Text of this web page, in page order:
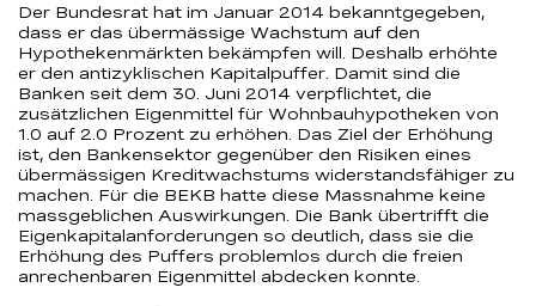
Der Bundesrat hat im Januar 2014 bekanntgegeben,
dass er das übermässige Wachstum auf den
Hypothekenmärkten bekämpfen will. Deshalb erhöhte
er den antizyklischen Kapitalpuffer. Damit sind die
Banken seit dem 30. Juni 2014 verpflichtet, die
zusätzlichen Eigenmittel für Wohnbauhypotheken von
1.0 auf 2.0 Prozent zu erhöhen. Das Ziel der Erhöhung
ist, den Bankensektor gegenüber den Risiken eines
übermässigen Kreditwachstums widerstandsfähiger zu
machen. Für die BEKB hatte diese Massnahme keine
massgeblichen Auswirkungen. Die Bank übertrifft die
Eigenkapitalanforderungen so deutlich, dass sie die
Erhöhung des Puffers problemlos durch die freien
anrechenbaren Eigenmittel abdecken konnte.